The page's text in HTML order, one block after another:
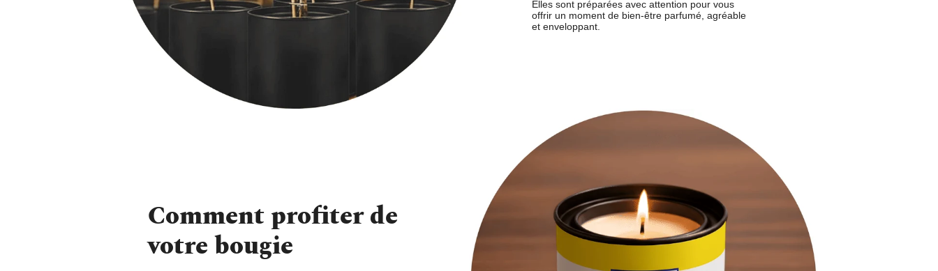
Elles sont préparées avec attention pour vous
offrir un moment de bien-être parfumé, agréable
et enveloppant
Comment profiter de
votre bougie